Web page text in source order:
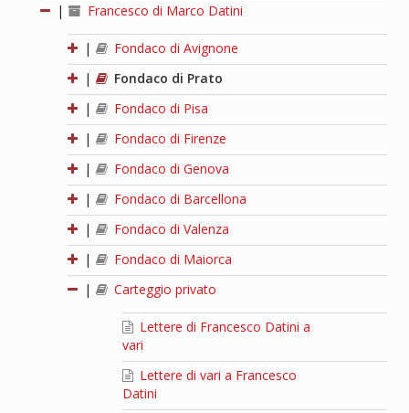
| Francesco di Marco Datini
|
Fondaco di Avignone
|
Fondaco di Prato
|
Fondaco di Pisa
|
Fondaco di Firenze
|
Fondaco di Genova
|
Fondaco di Barcellona
|
Fondaco di Valenza
|
Fondaco di Maiorca
|
Carteggio privato
Lettere di Francesco Datini a
vari
Lettere di vari a Francesco
Datini